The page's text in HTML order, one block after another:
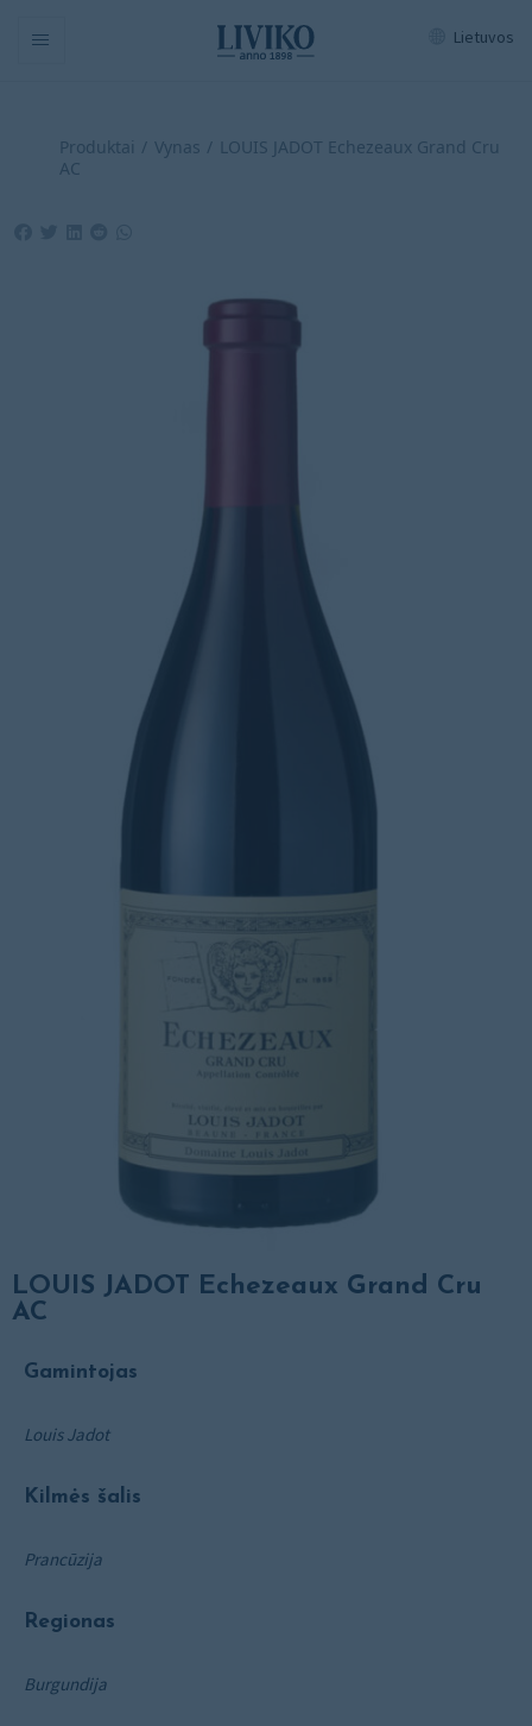
Lietuvos
Produktai Vynas
LOUIS JADOT Echezeaux Grand Cru
AC
LOUIS JADOT Echezeaux Grand Cru
AC
Gamintojas
Louis Jadot
Kilmės šalis
Prancūzija
Regionas
Burgundija